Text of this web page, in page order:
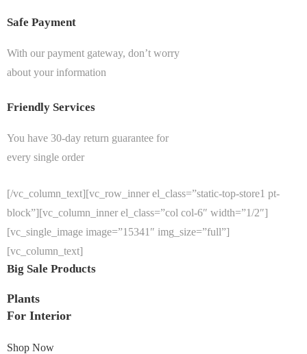
Safe Payment
With our payment gateway, don’t worry
about your information
Friendly Services
You have 30-day return guarantee for
every single order
[/vc_column_text][vc_row_inner el_class=”static-top-store1 pt-
block”][vc_column_inner el_class=”col col-6″ width=”1/2″]
[vc_single_image image=”15341″ img_size=”full”]
[vc_column_text]
Big Sale Products
Plants
For Interior
Shop Now